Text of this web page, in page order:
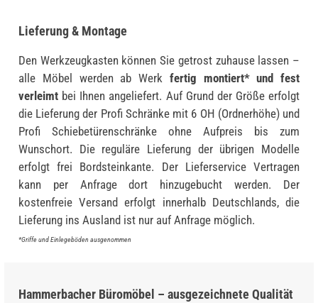
Lieferung & Montage
Den Werkzeugkasten können Sie getrost zuhause lassen –
alle Möbel werden ab Werk fertig montiert* und fest
verleimt bei Ihnen angeliefert. Auf Grund der Größe erfolgt
die Lieferung der Profi Schränke mit 6 OH (Ordnerhöhe) und
Profi Schiebetürenschränke ohne Aufpreis bis zum
Wunschort. Die reguläre Lieferung der übrigen Modelle
erfolgt frei Bordsteinkante. Der Lieferservice Vertragen
kann per Anfrage dort hinzugebucht werden. Der
kostenfreie Versand erfolgt innerhalb Deutschlands, die
Lieferung ins Ausland ist nur auf Anfrage möglich.
*Griffe und Einlegeböden ausgenommen
Hammerbacher Büromöbel – ausgezeichnete Qualität